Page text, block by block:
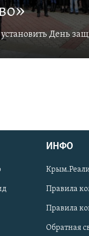
День
ИНФО
Правила
Правила
Обратная